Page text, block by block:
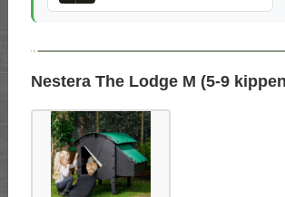
--
Nestera The Lodge M (5-9